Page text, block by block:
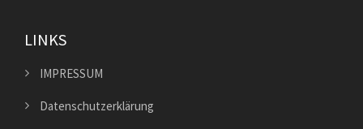
LINKS
IMPRESSUM
Datenschutzerklärung